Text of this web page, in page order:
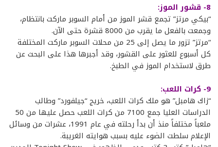
8- قشور الموز:
“بيكي مرتز” تجمع قشر الموز من أمام السوبر ماركت بانتظام،
وجمعت بالفعل ما يقرب من 8000 قشرة حتى الآن.
“مرتز” تزور ما يصل إلى 25 من محلات السوبر ماركت المختلفة
كل أسبوع للعثور على القشور، وقد أجبرها هذا على البحث عن
طرق لاستخدام الموز في الطبخ.
9- كرات اللعب:
“زاك هامبل” هو ملك كرات اللعب، خريج “جيلفورد” وطالب
الدراسات العليا جمع 7100 من كرات اللعب حصل عليها من 50
ملعباً مختلفاً منذ أن بدأ رحلته في عام 1991، عشرات من وسائل
الإعلام سلطت الضوء عليه بسبب هوايته الغريبة.